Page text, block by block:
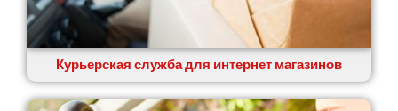
Курьерская служба для интернет магазинов